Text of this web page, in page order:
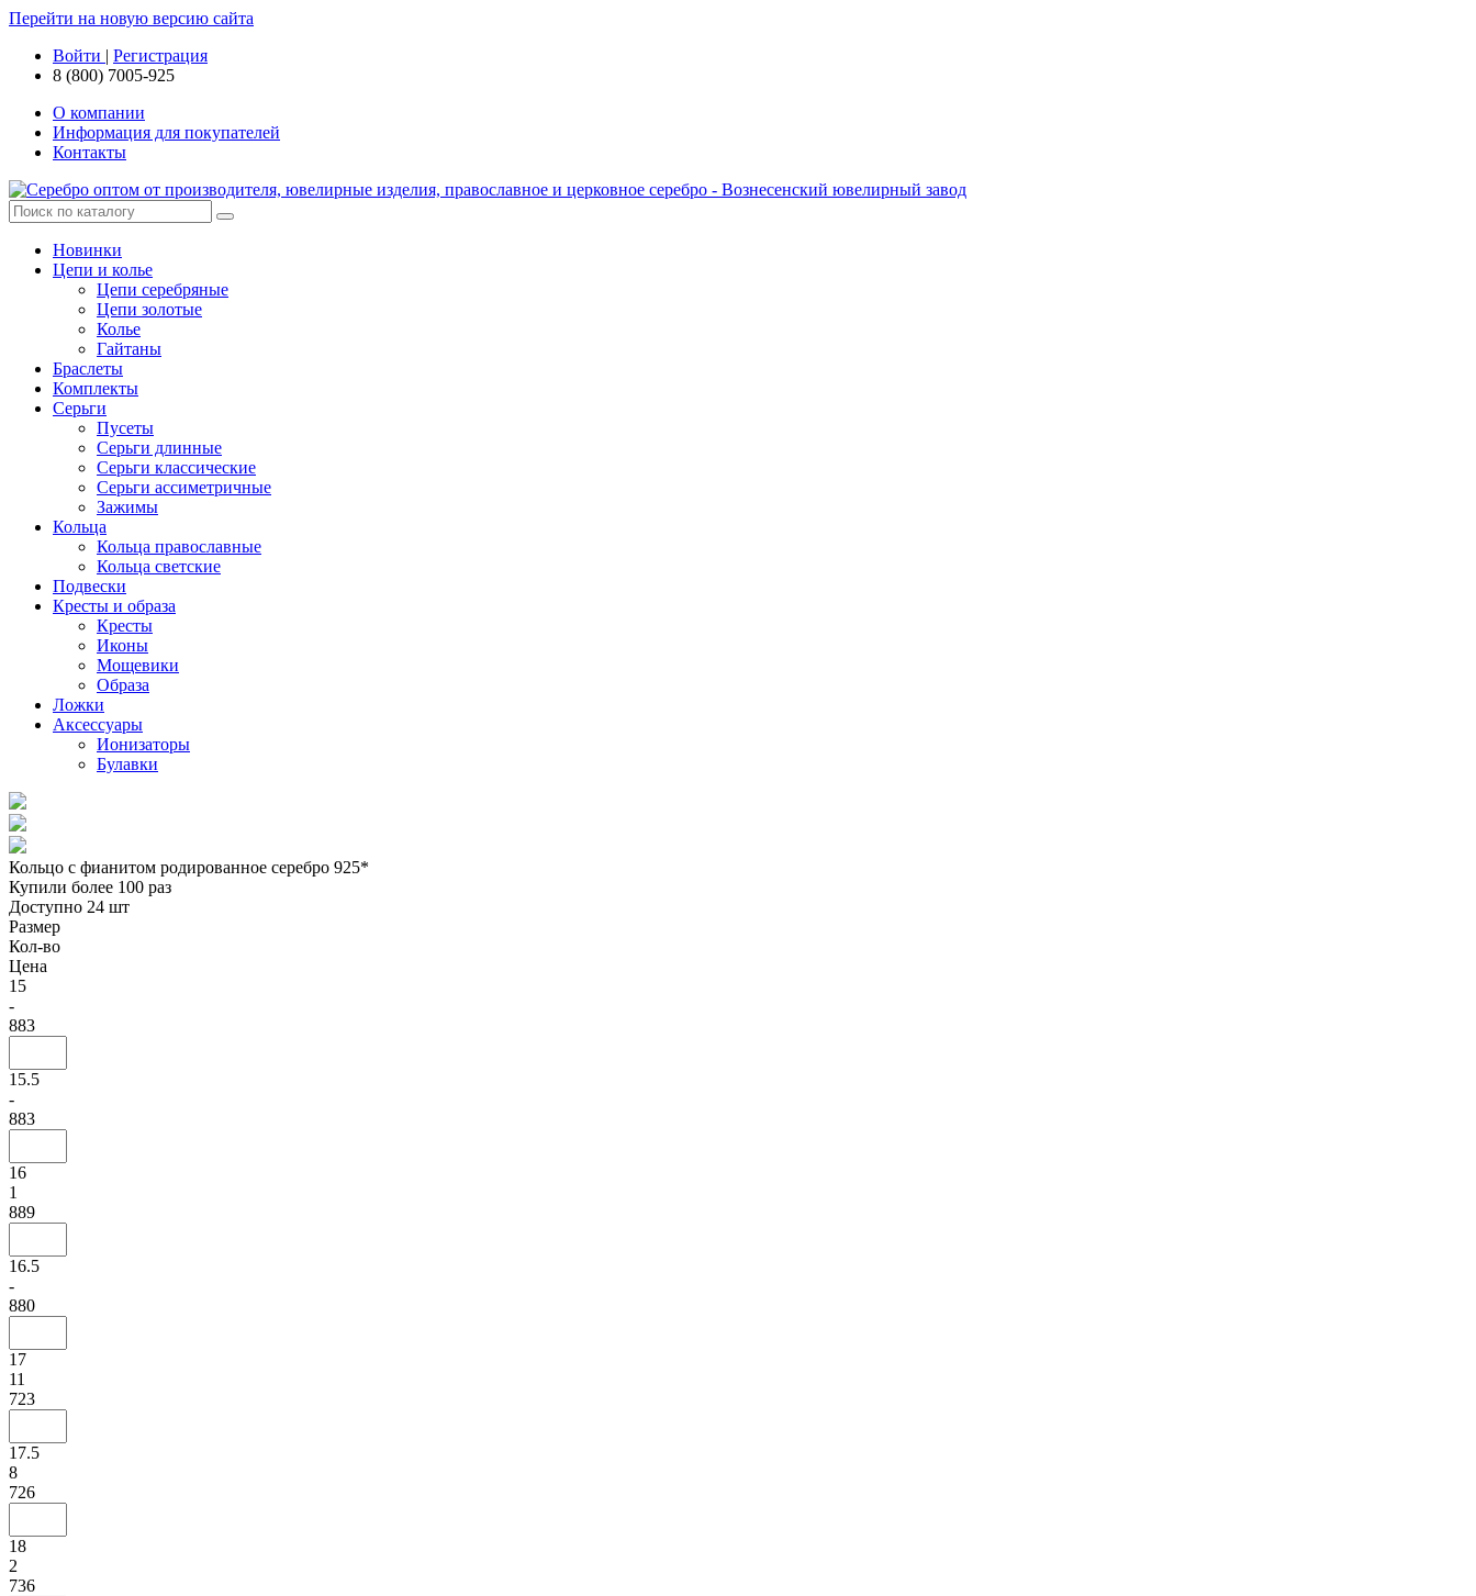
Перейти на новую версию сайта
Войти | Регистрация
8 (800) 7005-925
О компании
Информация для покупателей
Контакты
Новинки
Цепи и колье
Цепи серебряные
Цепи золотые
Колье
Гайтаны
Браслеты
Комплекты
Серьги
Пусеты
Серьги длинные
Серьги классические
Серьги ассиметричные
Зажимы
Кольца
Кольца православные
Кольца светские
Подвески
Кресты и образа
Кресты
Иконы
Мощевики
Образа
Ложки
Аксессуары
Ионизаторы
Булавки
Кольцо с фианитом родированное серебро 925*
Купили более 100 раз
Доступно 24 шт
Размер
Кол-во
Цена
15
-
883
15.5
-
883
16
1
889
16.5
-
880
17
11
723
17.5
8
726
18
2
736